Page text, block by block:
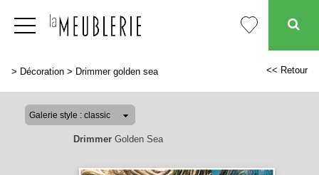
> Décoration > Drimmer golden sea << Retour
DrimmerGolden Sea